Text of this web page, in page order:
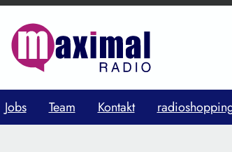
Jobs Team Kontakt